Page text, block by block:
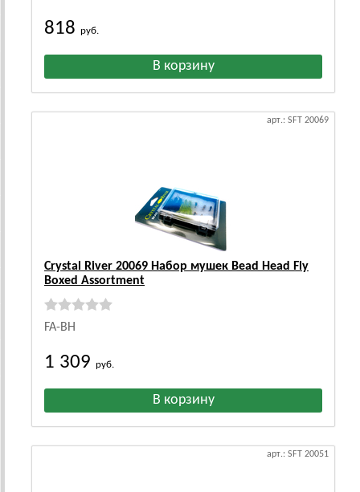
818 руб.
арт.: SFT 20069
Crystal River 20069 Набор мушек Bead Head Fly
Boxed Assortment
FA-BH
1 309 руб.
арт.: SFT 20051